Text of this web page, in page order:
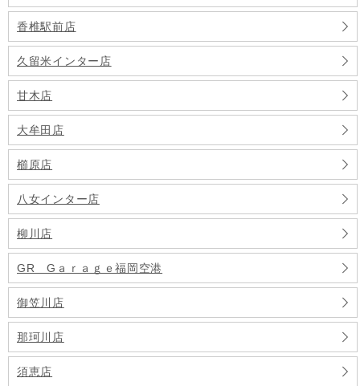
香椎駅前店
久留米インター店
甘木店
大牟田店
櫛原店
八女インター店
柳川店
GR Gａｒａｇｅ福岡空港
御笠川店
那珂川店
須恵店